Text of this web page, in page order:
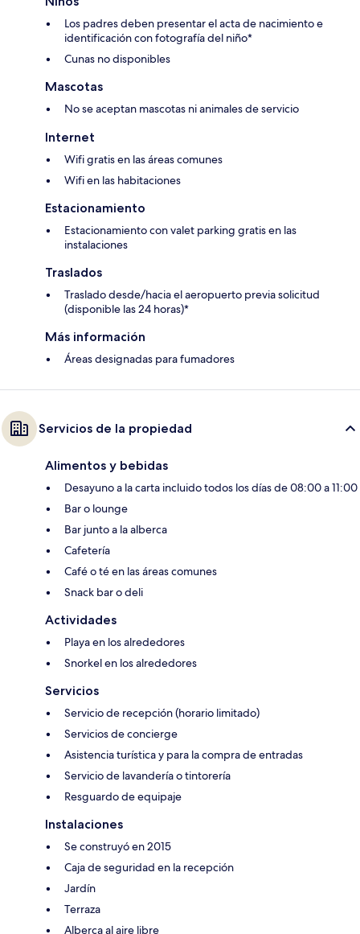
Los padres deben presentar el acta de nacimiento e
identificación con fotografía del niño*
Cunas no disponibles
Mascotas
No se aceptan mascotas ni animales de servicio
Internet
Wifi gratis en las áreas comunes
Wifi en las habitaciones
Estacionamiento
Estacionamiento con valet parking gratis en las
instalaciones
Traslados
Traslado desde/hacia el aeropuerto previa solicitud
(disponible las 24 horas)*
Más información
Áreas designadas para fumadores
Servicios de la propiedad
Alimentos y bebidas
Desayuno a la carta incluido todos los días de 08:00 a 11:00
Bar o lounge
Bar junto a la alberca
Cafetería
Café o té en las áreas comunes
Snack bar o deli
Actividades
Playa en los alrededores
Snorkel en los alrededores
Servicios
Servicio de recepción (horario limitado)
Servicios de concierge
Asistencia turística y para la compra de entradas
Servicio de lavandería o tintorería
Resguardo de equipaje
Instalaciones
Se construyó en 2015
Caja de seguridad en la recepción
Jardín
Terraza
Alberca al aire libre